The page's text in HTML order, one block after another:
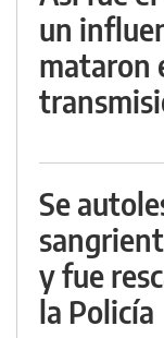
un
mataron
Se
y fue
la Policía